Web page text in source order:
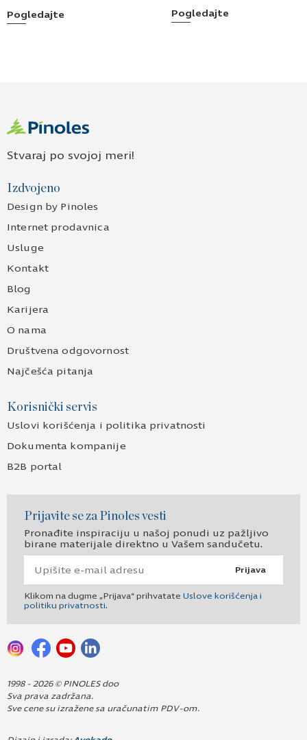
Pogledajte
Pogledajte
Stvaraj po svojoj meri!
Izdvojeno
Design by Pinoles
Internet prodavnica
Usluge
Kontakt
Blog
Karijera
O nama
Društvena odgovornost
Najčešća pitanja
Korisnički servis
Uslovi korišćenja i politika privatnosti
Dokumenta kompanije
B2B portal
Prijavite se za Pinoles vesti
Pronađite inspiraciju u našoj ponudi uz pažljivo
birane materijale direktno u Vašem sandučetu.
Prijava
Klikom na dugme „Prijava“ prihvatate Uslove korišćenja i
politiku privatnosti.
1998 - 2026 © PINOLES doo
Sva prava zadržana.
Sve cene su izražene sa uračunatim PDV-om.